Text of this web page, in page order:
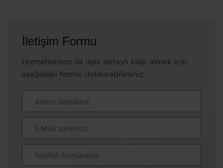
İletişim Formu
Hizmetlerimiz ile ilgili detaylı bilgi almak için
aşağıdaki formu doldurabilirsiniz.